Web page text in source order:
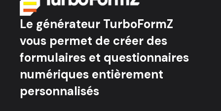
Le générateur TurboFormZ
vous permet de créer des
formulaires et questionnaires
numériques entièrement
personnalisés